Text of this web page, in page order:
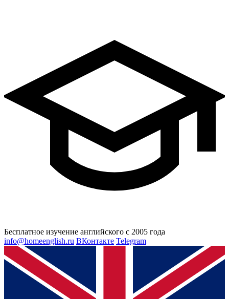
Бесплатное изучение английского с 2005 года
info@homeenglish.ru ВКонтакте Telegram